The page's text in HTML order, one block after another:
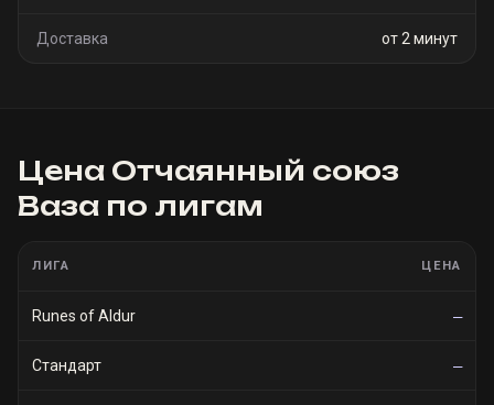
Доставка от 2 минут
Цена Отчаянный союз
Ваза по лигам
ЛИГА ЦЕНА
Runes of Aldur —
Стандарт —